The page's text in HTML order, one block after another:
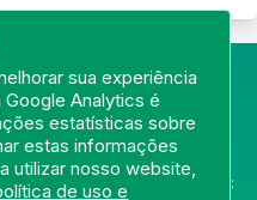
sua experiência
Analytics é
estatísticas sobre
estas informações
utilizar nosso website,
de uso e
do Rio de Janeiro -
- Rio de Janeiro/RJ - CEP: